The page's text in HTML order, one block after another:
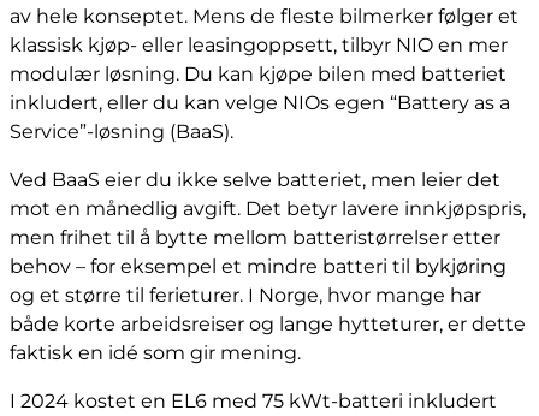
av hele konseptet. Mens de fleste bilmerker følger et
klassisk kjøp- eller leasingoppsett, tilbyr NIO en mer
modulær løsning. Du kan kjøpe bilen med batteriet
inkludert, eller du kan velge NIOs egen “Battery as a
Service”-løsning (BaaS).
Ved BaaS eier du ikke selve batteriet, men leier det
mot en månedlig avgift. Det betyr lavere innkjøpspris,
men frihet til å bytte mellom batteristørrelser etter
behov – for eksempel et mindre batteri til bykjøring
og et større til ferieturer. I Norge, hvor mange har
både korte arbeidsreiser og lange hytteturer, er dette
faktisk en idé som gir mening.
I 2024 kostet en EL6 med 75 kWt-batteri inkludert